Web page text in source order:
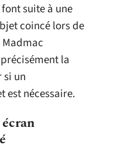
suite à une
coincé lors de
la
si un
est nécessaire.